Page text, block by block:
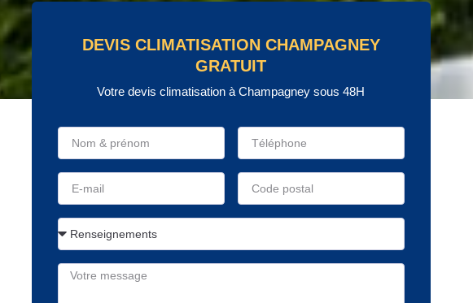
DEVIS CLIMATISATION CHAMPAGNEY
GRATUIT
Votre devis climatisation à Champagney sous 48H